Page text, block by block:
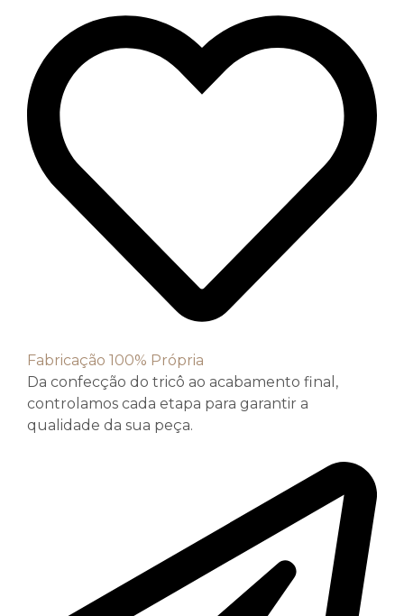
Fabricação 100% Própria
Da confecção do tricô ao acabamento final,
controlamos cada etapa para garantir a
qualidade da sua peça.